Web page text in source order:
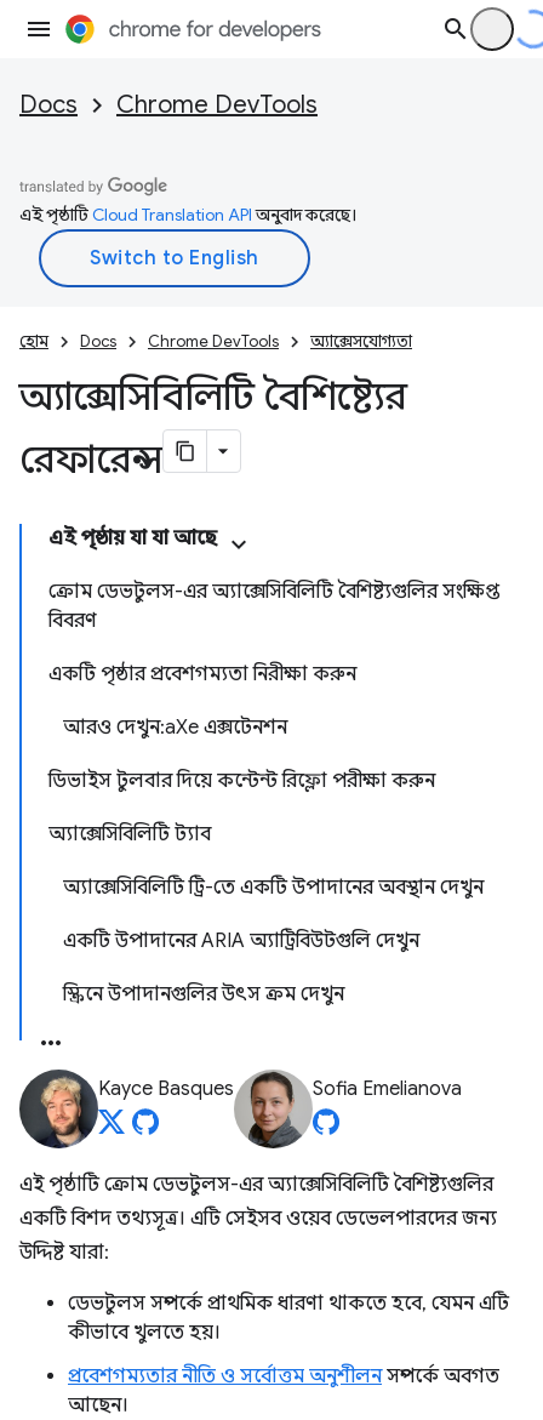
Docs Chrome DevTools
এই পৃষ্ঠাটিCloud Translation APIঅনুবাদ করেছে।
হোম Docs Chrome DevTools অ্যাক্সেসযোগ্যতা
অ্যাক্সেসিবিলিটি বৈশিষ্ট্যের
রেফারেন্স
এই পৃষ্ঠায় যা যা আছে
ক্রোম ডেভটুলস-এর অ্যাক্সেসিবিলিটি বৈশিষ্ট্যগুলির সংক্ষিপ্ত
বিবরণ
একটি পৃষ্ঠার প্রবেশগম্যতা নিরীক্ষা করুন
আরও দেখুন: aXe এক্সটেনশন
ডিভাইস টুলবার দিয়ে কন্টেন্ট রিফ্লো পরীক্ষা করুন
অ্যাক্সেসিবিলিটি ট্যাব
অ্যাক্সেসিবিলিটি ট্রি-তে একটি উপাদানের অবস্থান দেখুন
একটি উপাদানের ARIA অ্যাট্রিবিউটগুলি দেখুন
স্ক্রিনে উপাদানগুলির উৎস ক্রম দেখুন
Kayce Basques Sofia Emelianova
এই পৃষ্ঠাটি ক্রোম ডেভটুলস-এর অ্যাক্সেসিবিলিটি বৈশিষ্ট্যগুলির
একটি বিশদ তথ্যসূত্র। এটি সেইসব ওয়েব ডেভেলপারদের জন্য
উদ্দিষ্ট যারা:
ডেভটুলস সম্পর্কে প্রাথমিক ধারণা থাকতে হবে, যেমন এটি
কীভাবে খুলতে হয়।
প্রবেশগম্যতার নীতি ও সর্বোত্তম অনুশীলনসম্পর্কে অবগত
আছেন।